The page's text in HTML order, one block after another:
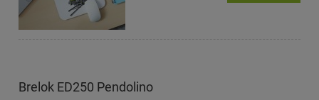
Brelok ED250 Pendolino